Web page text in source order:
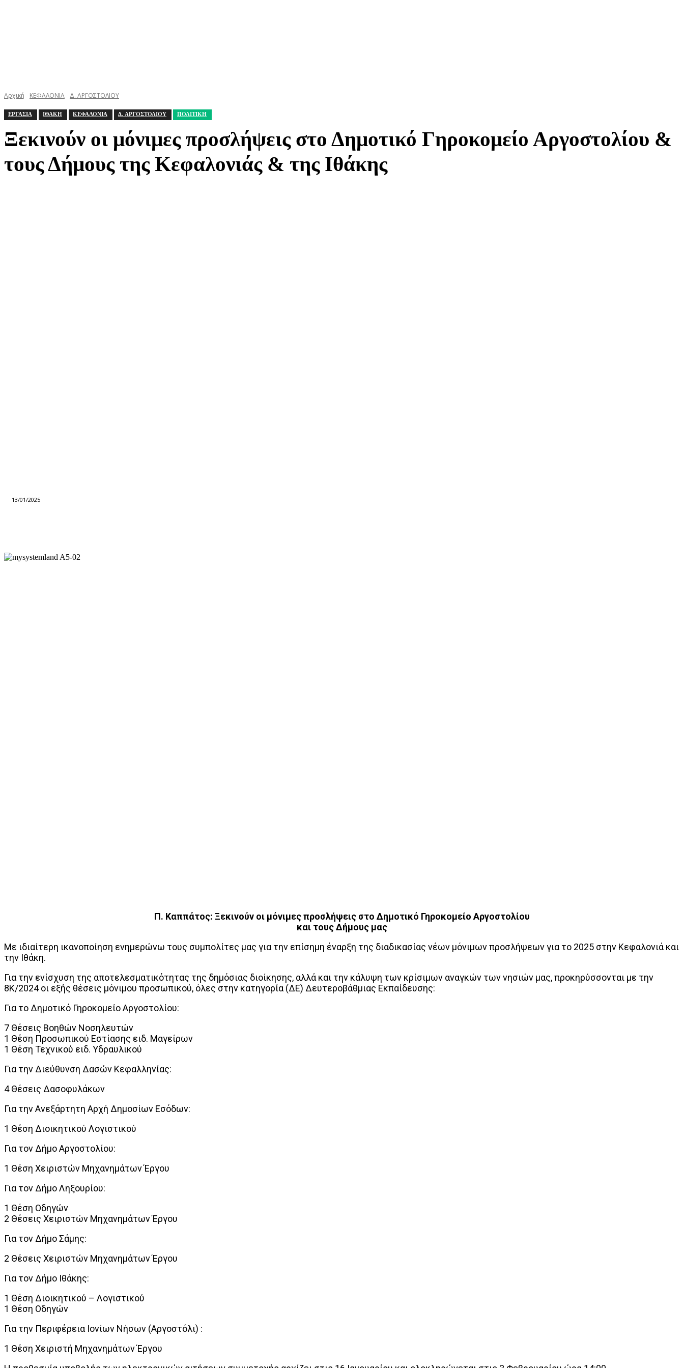
Αρχική ΚΕΦΑΛΟΝΙΑ Δ. ΑΡΓΟΣΤΟΛΙΟΥ
ΕΡΓΑΣΙΑ ΙΘΑΚΗ ΚΕΦΑΛΟΝΙΑ Δ. ΑΡΓΟΣΤΟΛΙΟΥ ΠΟΛΙΤΙΚΗ
Ξεκινούν οι μόνιμες προσλήψεις στο Δημοτικό Γηροκομείο Αργοστολίου &
τους Δήμους της Κεφαλονιάς & της Ιθάκης
13/01/2025
Π. Καππάτος: Ξεκινούν οι μόνιμες προσλήψεις στο Δημοτικό Γηροκομείο Αργοστολίου
και τους Δήμους μας
Με ιδιαίτερη ικανοποίηση ενημερώνω τους συμπολίτες μας για την επίσημη έναρξη της διαδικασίας νέων μόνιμων προσλήψεων για το 2025 στην Κεφαλονιά και
την Ιθάκη.
Για την ενίσχυση της αποτελεσματικότητας της δημόσιας διοίκησης, αλλά και την κάλυψη των κρίσιμων αναγκών των νησιών μας, προκηρύσσονται με την
8Κ/2024 οι εξής θέσεις μόνιμου προσωπικού, όλες στην κατηγορία (ΔΕ) Δευτεροβάθμιας Εκπαίδευσης:
Για το Δημοτικό Γηροκομείο Αργοστολίου:
7 Θέσεις Βοηθών Νοσηλευτών
1 Θέση Προσωπικού Εστίασης ειδ. Μαγείρων
1 Θέση Τεχνικού ειδ. Υδραυλικού
Για την Διεύθυνση Δασών Κεφαλληνίας:
4 Θέσεις Δασοφυλάκων
Για την Ανεξάρτητη Αρχή Δημοσίων Εσόδων:
1 Θέση Διοικητικού Λογιστικού
Για τον Δήμο Αργοστολίου:
1 Θέση Χειριστών Μηχανημάτων Έργου
Για τον Δήμο Ληξουρίου:
1 Θέση Οδηγών
2 Θέσεις Χειριστών Μηχανημάτων Έργου
Για τον Δήμο Σάμης:
2 Θέσεις Χειριστών Μηχανημάτων Έργου
Για τον Δήμο Ιθάκης:
1 Θέση Διοικητικού – Λογιστικού
1 Θέση Οδηγών
Για την Περιφέρεια Ιονίων Νήσων (Αργοστόλι) :
1 Θέση Χειριστή Μηχανημάτων Έργου